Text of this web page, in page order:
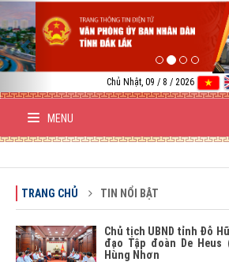
Previous
Chủ Nhật, 09 / 8 / 2026
MENU
TRANG CHỦ TIN NỔI BẬT
Chủ tịch UBND tỉnh Đỗ
đạo Tập đoàn De Heus
Hùng Nhơn